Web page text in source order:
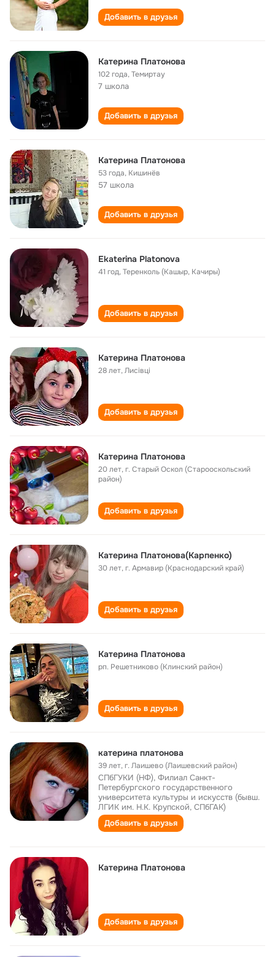
Добавить в друзья
Катерина Платонова
102 года,Темиртау
7 школа
Добавить в друзья
Катерина Платонова
53 года, Кишинёв
57 школа
Добавить в друзья
Еkaterina Platonova
41 год,Теренколь (Кашыр, Качиры)
Добавить в друзья
Катерина Платонова
28 лет,Лисівці
Добавить в друзья
Катерина Платонова
20 лет,г. Старый Оскол (Старооскольский
район)
Добавить в друзья
Катерина Платонова(Карпенко)
30 лет,г. Армавир (Краснодарский край)
Добавить в друзья
Катерина Платонова
рп. Решетниково (Клинский район)
Добавить в друзья
катерина платонова
39 лет,г. Лаишево (Лаишевский район)
СПбГУКИ (НФ), Филиал Санкт-
Петербургского государственного
университета культуры и искусств (бывш.
ЛГИК им. Н.К. Крупской, СПбГАК)
Добавить в друзья
Катерина Платонова
Добавить в друзья